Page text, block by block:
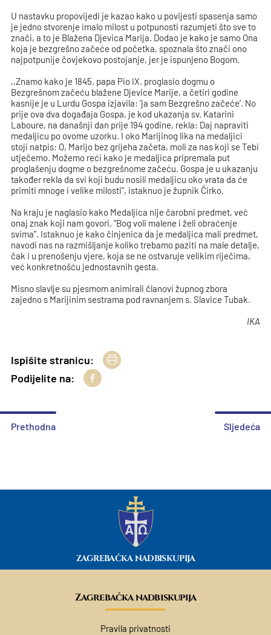
U nastavku propovijedi je kazao kako u povijesti spasenja samo
je jedno stvorenje imalo milost u potpunosti razumjeti što sve to
znači, a to je Blažena Djevica Marija. Dodao je kako je samo Ona
koja je bezgrešno začeće od početka, spoznala što znači ono
najpotpunije čovjekovo postojanje, jer je ispunjeno Bogom.
,,Znamo kako je 1845. papa Pio IX. proglasio dogmu o
Bezgrešnom začeću blažene Djevice Marije, a četiri godine
kasnije je u Lurdu Gospa izjavila: ‘ja sam Bezgrešno začeće’. No
prije ova dva događaja Gospa, je kod ukazanja sv. Katarini
Laboure, na današnji dan prije 194 godine, rekla: Daj napraviti
medaljicu po ovome uzorku. I oko Marijinog lika na medaljici
stoji natpis: O, Marijo bez grijeha začeta, moli za nas koji se Tebi
utječemo. Možemo reći kako je medaljica pripremala put
proglašenju dogme o bezgrešnome začeću. Gospa je u ukazanju
također rekla da svi koji budu nosili medaljicu oko vrata da će
primiti mnoge i velike milosti’’, istaknuo je župnik Čirko.
Na kraju je naglasio kako Medaljica nije čarobni predmet, već
onaj znak koji nam govori, ‘‘Bog voli malene i želi obraćenje
svima’’. Istaknuo je kako činjenica da je medaljica mali predmet,
navodi nas na razmišljanje koliko trebamo paziti na male detalje,
čak i u prenošenju vjere, koja se ne ostvaruje velikim riječima,
već konkretnošću jednostavnih gesta.
Misno slavlje su pjesmom animirali članovi župnog zbora
zajedno s Marijinim sestrama pod ravnanjem s. Slavice Tubak.
IKA
Ispišite stranicu:
Podijelite na:
Prethodna Sljedeća
ZAGREBAČKA NADBISKUPIJA
Zagrebačka nadbiskupija
Pravila privatnosti